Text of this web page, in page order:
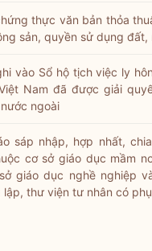
thực văn bản thỏa
sản, quyền sử dụng đất,
vào Sổ hộ tịch việc ly
Nam đã được giải
ngoài
sáp nhập, hợp nhất,
cơ sở giáo dục mầm
giáo dục nghề nghiệp
lập, thư viện tư nhân có